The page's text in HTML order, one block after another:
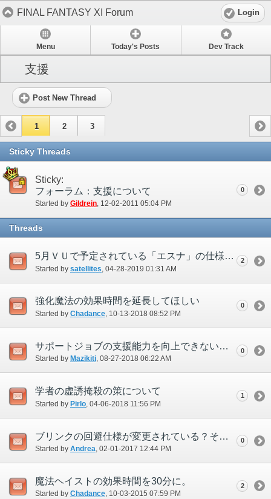
FINAL FANTASY XI Forum Login
Menu Today's Posts Dev Track
支援
Post New Thread
1 2 3
Sticky Threads
Sticky:
フォーラム：支援について
Started by Gildrein‎, 12-02-2011 05:04 PM
0
Threads
5月ＶＵで予定されている「エスナ」の仕様変更について
Started by satellites ‎, 04-28-2019 01:31 AM
2
強化魔法の効果時間を延長してほしい
Started by Chadance‎, 10-13-2018 08:52 PM
0
サポートジョブの支援能力を向上できないか
Started by Mazikiti‎, 08-27-2018 06:22 AM
0
学者の虚誘掩殺の策について
Started by Pirlo ‎, 04-06-2018 11:56 PM
1
ブリンクの回避仕様が変更されている？それとも不具合？
Started by Andrea‎, 02-01-2017 12:44 PM
0
魔法ヘイストの効果時間を30分に。
Started by Chadance‎, 10-03-2015 07:59 PM
2